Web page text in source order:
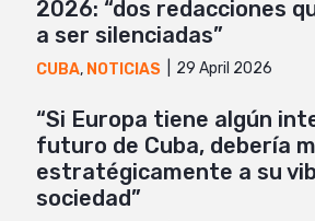
2026: “dos redacciones
a ser silenciadas”
CUBA, NOTICIAS 29 April 2026
“Si Europa tiene algún
futuro de Cuba, debería
estratégicamente a su
sociedad”